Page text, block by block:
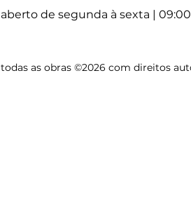
aberto de segunda à sexta | 09:00
todas as obras ©2026 com direitos